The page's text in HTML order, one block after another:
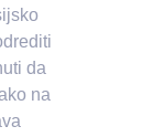
da
na